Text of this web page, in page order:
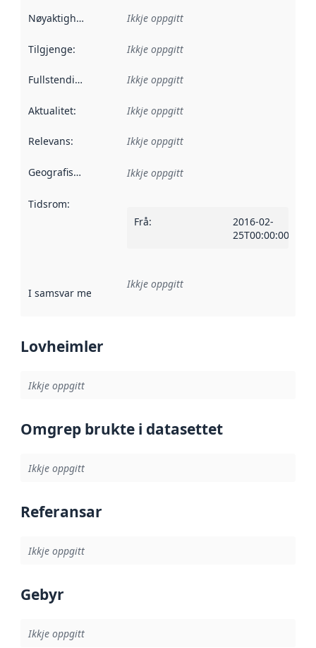
Nøyaktigheit Ikkje oppgitt
Tilgjenge: Ikkje oppgitt
Fullstendigheit Ikkje oppgitt
Aktualitet: Ikkje oppgitt
Relevans: Ikkje oppgitt
Geografisk område Ikkje oppgitt
Tidsrom:
Frå:
2016-02-
25T00:00:00Z
I samsvar med Referanse til ei implementeringsregel eller
Ikkje oppgitt
Lovheimler
Ikkje oppgitt
Omgrep brukte i datasettet
Ikkje oppgitt
Referansar
Ikkje oppgitt
Gebyr
Ikkje oppgitt